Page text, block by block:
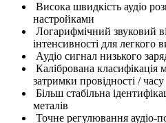
Висока швидкість аудіо
настройками
Логарифмічний звуковий
інтенсивності для легкого
Аудіо сигнал низького
Калібрована класифікація
затримки провідності / часу
Більш стабільна
металів
Точне регулювання аудіо-